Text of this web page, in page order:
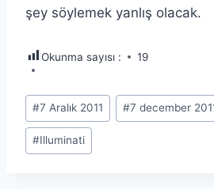
şey söylemek yanlış olacak.
Okunma sayısı : 19
Post
Tags:
#7 Aralık 2011 #7 december
#Illuminati